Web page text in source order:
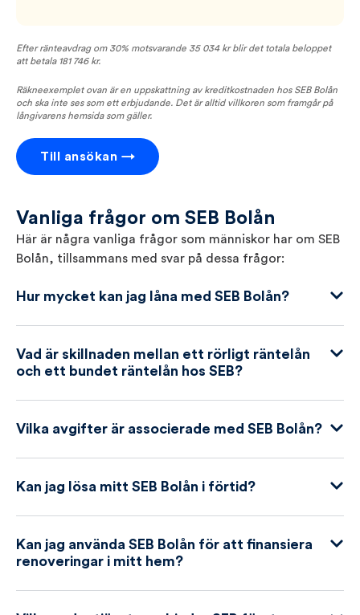
Efter ränteavdrag om 30% motsvarande 35 034kr blir det totala beloppet
att betala 181 746kr.
Räkneexemplet ovan är en uppskattning av kreditkostnaden hos SEB Bolån
och ska inte ses som ett erbjudande. Det är alltid villkoren som framgår på
långivarens hemsida som gäller.
Till ansökan →
Vanliga frågor om SEB Bolån
Här är några vanliga frågor som människor har om SEB
Bolån, tillsammans med svar på dessa frågor:
Hur mycket kan jag låna med SEB Bolån?
Vad är skillnaden mellan ett rörligt räntelån
och ett bundet räntelån hos SEB?
Vilka avgifter är associerade med SEB Bolån?
Kan jag lösa mitt SEB Bolån i förtid?
Kan jag använda SEB Bolån för att finansiera
renoveringar i mitt hem?